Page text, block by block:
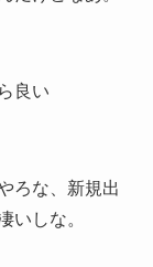
良い
ろな、新規出
いしな。